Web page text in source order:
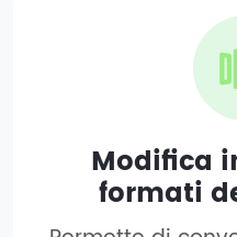
Modifica
formati